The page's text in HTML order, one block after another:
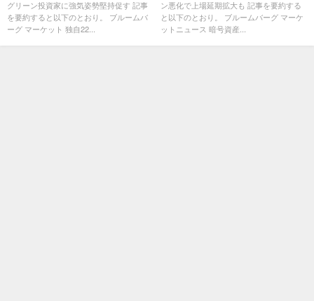
グリーン投資家に強気姿勢堅持促す 記事
を要約すると以下のとおり。 ブルームバ
ーグ マーケット 独自22...
ン悪化で上場延期拡大も 記事を要約する
と以下のとおり。 ブルームバーグ マーケ
ットニュース 暗号資産...